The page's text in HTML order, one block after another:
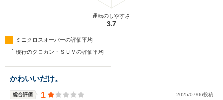
運転のしやすさ
3.7
ミニクロスオーバーの評価平均
現行のクロカン・ＳＵＶの評価平均
かわいいだけ。
総合評価 1 2025/07/06投稿